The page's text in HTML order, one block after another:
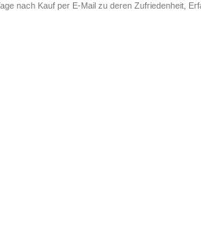
nach Kauf per E-Mail zu deren Zufriedenheit,